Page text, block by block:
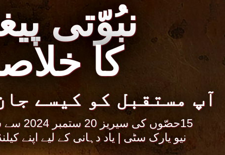
نبُوّتی
کا
آپ مستقبل کو کیسے
15حصّوں
نیو یارک سٹی | یاد دہانی کے لیے اپنے